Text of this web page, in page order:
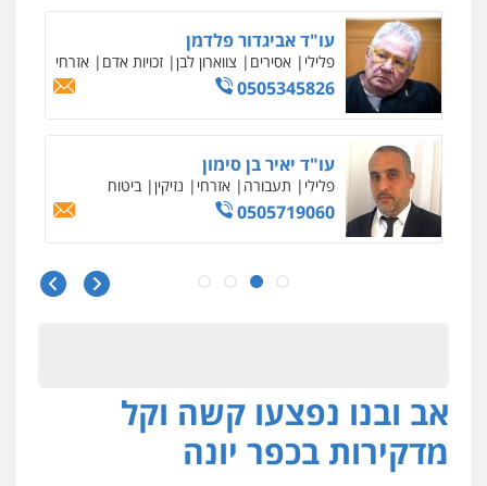
עו"ד אביגדור פלדמן
פלילי אסירים צווארון לבן זכויות אדם אזרחי
0505345826
עו"ד יאיר בן סימון
פלילי תעבורה אזרחי נזיקין ביטוח
0505719060
עו"ד נס בן נתן
עו"ד משה פלמור
פלילי כלכלי צווארון לבן עורכי דין לענייני
אסירים
0549732303
אב ובנו נפצעו קשה וקל
מדקירות בכפר יונה